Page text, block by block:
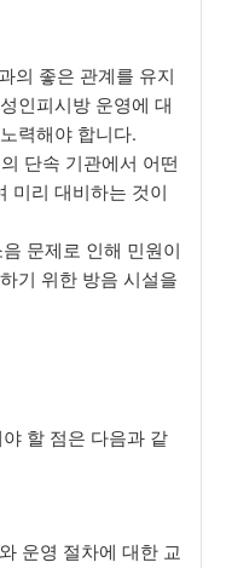
의 좋은 관계를 유지
인피시방 운영에 대
력해야 합니다.
단속 기관에서 어떤
미리 대비하는 것이
문제로 인해 민원이
기 위한 방음 시설을
할 점은 다음과 같
운영 절차에 대한 교